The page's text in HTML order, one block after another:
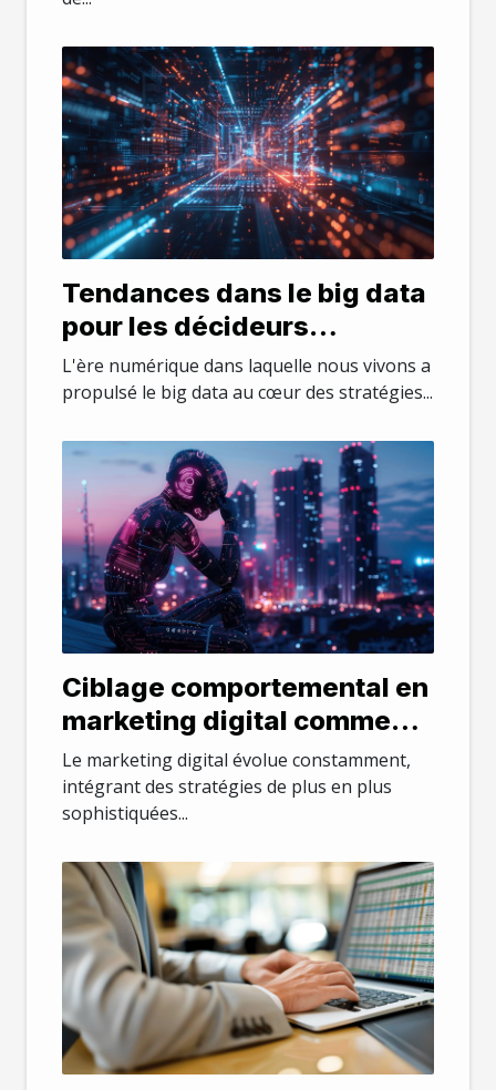
Tendances dans le big data
pour les décideurs
Stratégies pour transformer
les données en décisions
L'ère numérique dans laquelle nous vivons a
propulsé le big data au cœur des stratégies...
Ciblage comportemental en
marketing digital comment
l'exploiter pour votre
business
Le marketing digital évolue constamment,
intégrant des stratégies de plus en plus
sophistiquées...